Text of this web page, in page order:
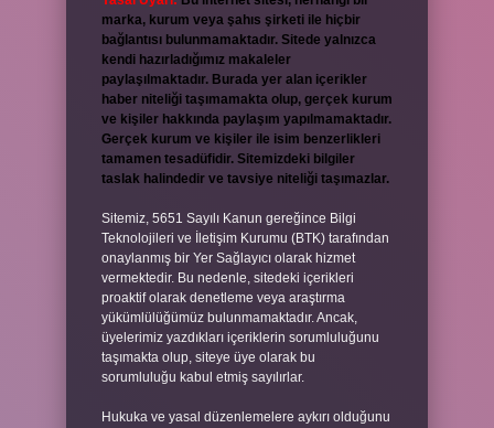
marka, kurum veya şahıs şirketi ile hiçbir
bağlantısı bulunmamaktadır. Sitede yalnızca
kendi hazırladığımız makaleler
paylaşılmaktadır. Burada yer alan içerikler
haber niteliği taşımamakta olup, gerçek kurum
ve kişiler hakkında paylaşım yapılmamaktadır.
Gerçek kurum ve kişiler ile isim benzerlikleri
tamamen tesadüfidir. Sitemizdeki bilgiler
taslak halindedir ve tavsiye niteliği taşımazlar.
Sitemiz, 5651 Sayılı Kanun gereğince Bilgi
Teknolojileri ve İletişim Kurumu (BTK) tarafından
onaylanmış bir Yer Sağlayıcı olarak hizmet
vermektedir. Bu nedenle, sitedeki içerikleri
proaktif olarak denetleme veya araştırma
yükümlülüğümüz bulunmamaktadır. Ancak,
üyelerimiz yazdıkları içeriklerin sorumluluğunu
taşımakta olup, siteye üye olarak bu
sorumluluğu kabul etmiş sayılırlar.
Hukuka ve yasal düzenlemelere aykırı olduğunu